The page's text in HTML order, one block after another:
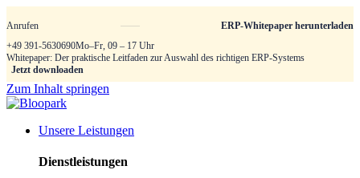
Anrufen
ERP-Whitepaper herunterladen
+49 391-5630690Mo–Fr, 09 – 17 Uhr
Whitepaper: Der praktische Leitfaden zur Auswahl des richtigen ERP-Systems
Jetzt downloaden
Zum Inhalt springen
Unsere Leistungen
Dienstleistungen